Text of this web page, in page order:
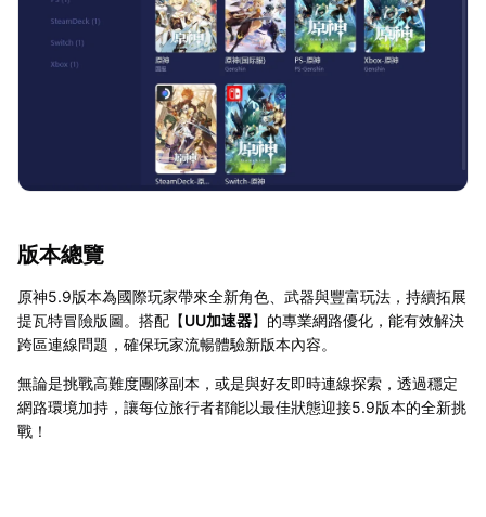
版本總覽
原神5.9版本為國際玩家帶來全新角色、武器與豐富玩法，持續拓展
提瓦特冒險版圖。搭配【UU加速器】的專業網路優化，能有效解決
跨區連線問題，確保玩家流暢體驗新版本內容。
無論是挑戰高難度團隊副本，或是與好友即時連線探索，透過穩定
網路環境加持，讓每位旅行者都能以最佳狀態迎接5.9版本的全新挑
戰！